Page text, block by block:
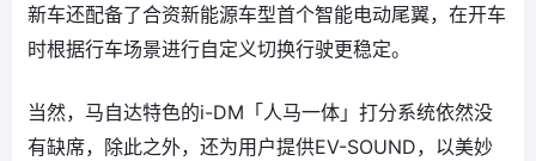
新车还配备了合资新能源车型首个智能电动尾翼，在开车
时根据行车场景进行自定义切换行驶更稳定。
当然，马自达特色的i-DM「人马一体」打分系统依然没
有缺席，除此之外，还为用户提供EV-SOUND，以美妙